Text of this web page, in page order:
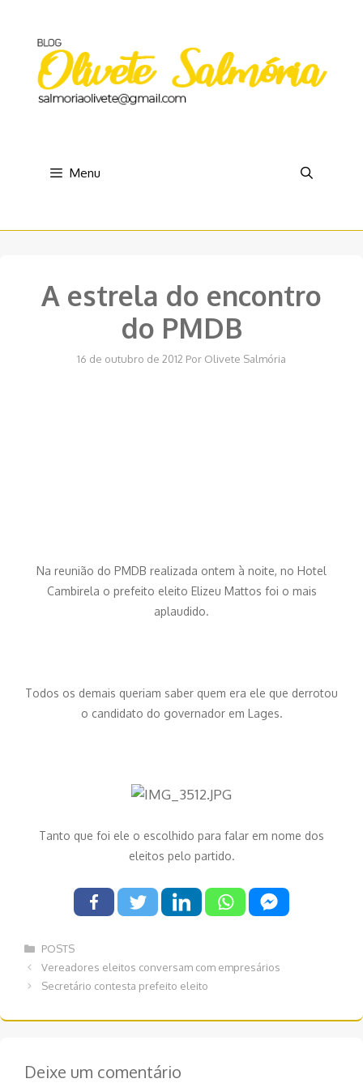
conteúdo
Menu
A estrela do encontro
do PMDB
16 de outubro de 2012 Por Olivete Salmória
Na reunião do PMDB realizada ontem à noite, no Hotel
Cambirela o prefeito eleito Elizeu Mattos foi o mais
aplaudido.
Todos os demais queriam saber quem era ele que derrotou
o candidato do governador em Lages.
Tanto que foi ele o escolhido para falar em nome dos
eleitos pelo partido.
Categorias
POSTS
Navegação
Vereadores eleitos conversam com empresários
Secretário contesta prefeito eleito
Deixe um comentário